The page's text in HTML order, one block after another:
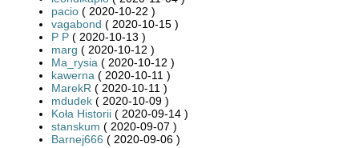
pacio ( 2020-10-22 )
vagabond ( 2020-10-15 )
P P ( 2020-10-13 )
marg ( 2020-10-12 )
Ma_rysia ( 2020-10-12 )
kawerna ( 2020-10-11 )
MarekR ( 2020-10-11 )
mdudek ( 2020-10-09 )
Koła Historii ( 2020-09-14 )
stanskum ( 2020-09-07 )
Barnej666 ( 2020-09-06 )